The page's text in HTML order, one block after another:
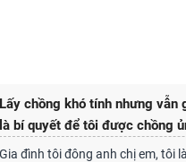
Lấy chồng khó tính nhưng vẫn
là bí quyết để tôi được chồng
Gia đình tôi đông anh chị em, tôi